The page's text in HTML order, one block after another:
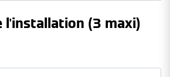
l'installation (3 maxi)